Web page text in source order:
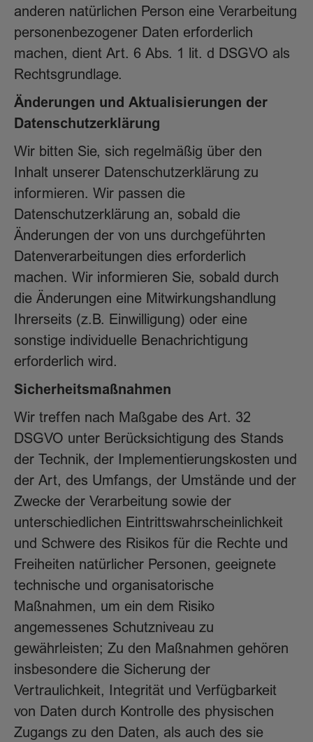
anderen natürlichen Person eine Verarbeitung
personenbezogener Daten erforderlich
machen, dient Art. 6 Abs. 1 lit. d DSGVO als
Rechtsgrundlage.
Änderungen und Aktualisierungen der
Datenschutzerklärung
Wir bitten Sie, sich regelmäßig über den
Inhalt unserer Datenschutzerklärung zu
informieren. Wir passen die
Datenschutzerklärung an, sobald die
Änderungen der von uns durchgeführten
Datenverarbeitungen dies erforderlich
machen. Wir informieren Sie, sobald durch
die Änderungen eine Mitwirkungshandlung
Ihrerseits (z.B. Einwilligung) oder eine
sonstige individuelle Benachrichtigung
erforderlich wird.
Sicherheitsmaßnahmen
Wir treffen nach Maßgabe des Art. 32
DSGVO unter Berücksichtigung des Stands
der Technik, der Implementierungskosten und
der Art, des Umfangs, der Umstände und der
Zwecke der Verarbeitung sowie der
unterschiedlichen Eintrittswahrscheinlichkeit
und Schwere des Risikos für die Rechte und
Freiheiten natürlicher Personen, geeignete
technische und organisatorische
Maßnahmen, um ein dem Risiko
angemessenes Schutzniveau zu
gewährleisten; Zu den Maßnahmen gehören
insbesondere die Sicherung der
Vertraulichkeit, Integrität und Verfügbarkeit
von Daten durch Kontrolle des physischen
Zugangs zu den Daten, als auch des sie